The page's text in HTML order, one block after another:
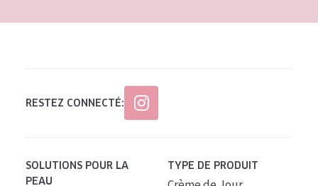
RESTEZ CONNECTÉ:
SOLUTIONS POUR LA
PEAU
TYPE DE PRODUIT